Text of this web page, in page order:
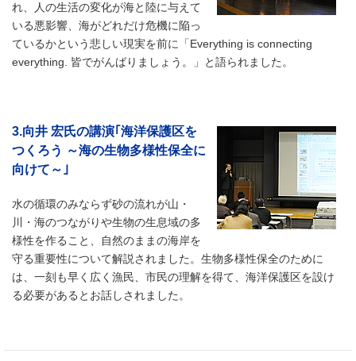
れ、人の生活の変化が海と陸に与えて
いる悪影響、海がどれだけ危機に陥っ
ているかという悲しい現実を前に「Everything is connecting
everything. 皆でがんばりましょう。」と語られました。
3.向井 宏氏の講演｢海洋保護区を
つくろう ～海の生物多様性保全に
向けて～｣
水の循環のみならず砂の流れが山・
川・海のつながりや生物の生息域の多
様性を作ること、自然のままの海岸を
守る重要性について解説されました。生物多様性保全のために
は、一刻も早く広く漁民、市民の理解を得て、海洋保護区を設け
る必要があるとお話しされました。